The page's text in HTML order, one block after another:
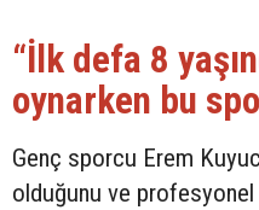
“İlk defa 8
oynarken bu
Genç sporcu Erem
olduğunu ve